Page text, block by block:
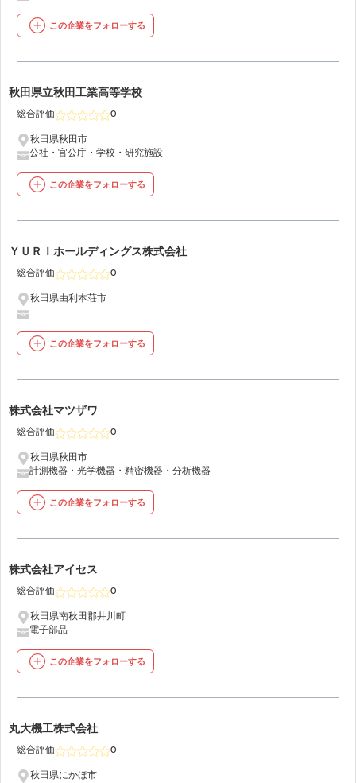
この企業をフォローする
7
秋田県立秋田工業高等学校
総合評価 0
秋田県秋田市
公社・官公庁・学校・研究施設
この企業をフォローする
8ＹＵＲＩホールディングス株式会社
総合評価 0
秋田県由利本荘市
この企業をフォローする
9
株式会社マツザワ
総合評価 0
秋田県秋田市
計測機器・光学機器・精密機器・分析機器
この企業をフォローする
10
株式会社アイセス
総合評価 0
秋田県南秋田郡井川町
電子部品
この企業をフォローする
11
丸大機工株式会社
総合評価 0
秋田県にかほ市